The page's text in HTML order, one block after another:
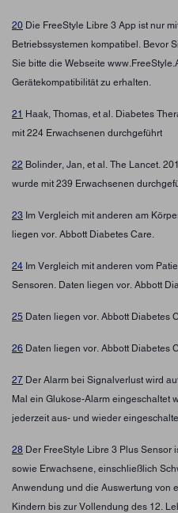
20 Die FreeStyle Libre 3 App ist nur
Betriebssystemen kompatibel. Bevor
Sie bitte die Webseite
Gerätekompatibilität zu erhalten.
21 Haak, Thomas, et al. Diabetes
mit 224 Erwachsenen durchgeführt
22 Bolinder, Jan, et al. The Lancet.
wurde mit 239 Erwachsenen
23 Im Vergleich mit anderen am
liegen vor. Abbott Diabetes Care.
24 Im Vergleich mit anderen vom
Sensoren. Daten liegen vor. Abbott
25 Daten liegen vor. Abbott Diabetes
26 Daten liegen vor. Abbott Diabetes
27 Der Alarm bei Signalverlust wird
Mal ein Glukose-Alarm eingeschaltet
jederzeit aus- und wieder
28 Der FreeStyle Libre 3 Plus Sensor
sowie Erwachsene, einschließlich
Anwendung und die Auswertung von
Kindern bis zur Vollendung des 12.